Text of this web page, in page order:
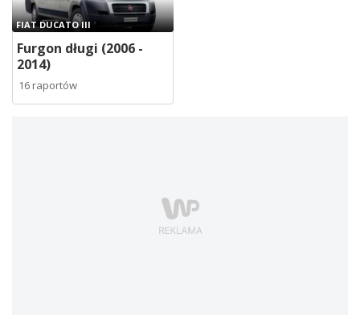
FIAT DUCATO III
Furgon długi (2006 -
2014)
16 raportów